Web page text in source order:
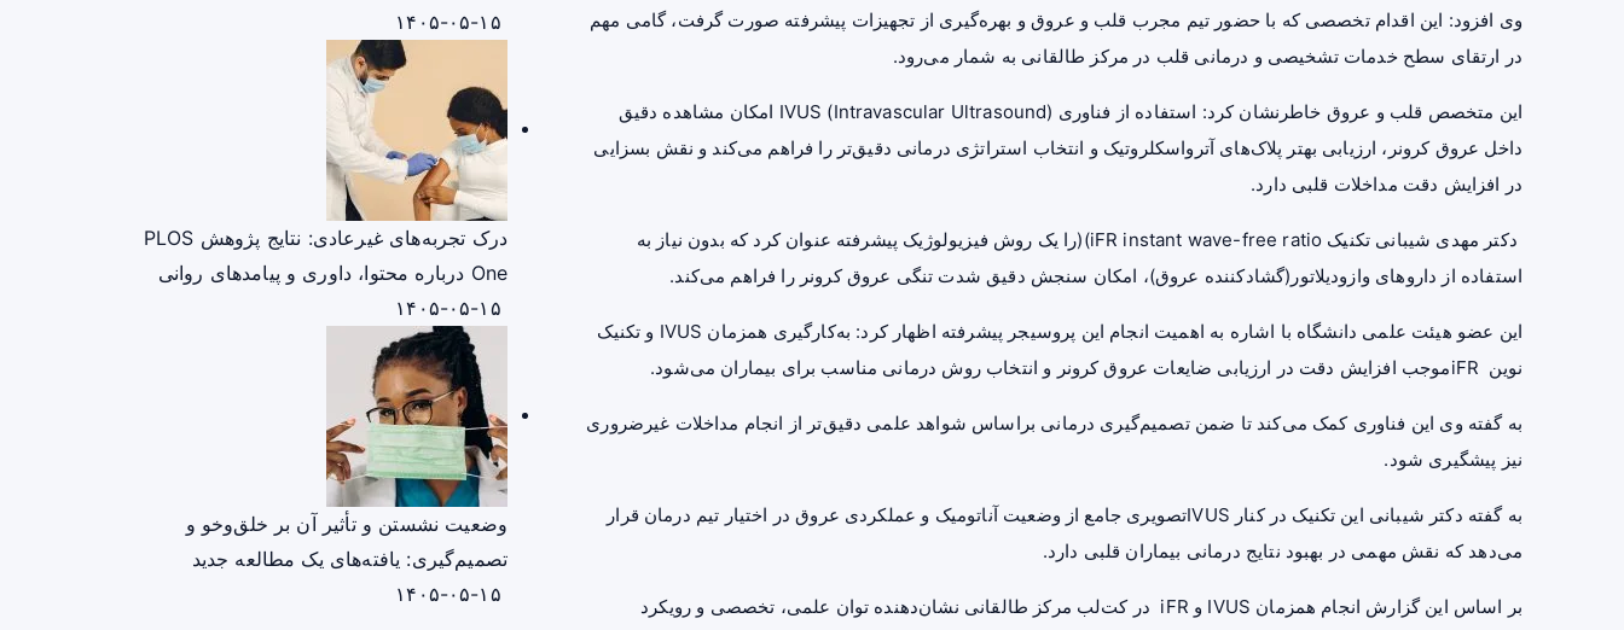
وی افزود: این اقدام تخصصی که با حضور تیم مجرب قلب و عروق و بهره‌گیری از تجهیزات پیشرفته صورت گرفت، گامی مهم
در ارتقای سطح خدمات تشخیصی و درمانی قلب در مرکز طالقانی به شمار می‌رود.
این متخصص قلب و عروق خاطرنشان کرد: استفاده از فناوری IVUS (Intravascular Ultrasound) امکان مشاهده دقیق
داخل عروق کرونر، ارزیابی بهتر پلاک‌های آترواسکلروتیک و انتخاب استراتژی درمانی دقیق‌تر را فراهم می‌کند و نقش بسزایی
در افزایش دقت مداخلات قلبی دارد.
دکتر مهدی شیبانی تکنیک iFR instant wave-free ratio)(را یک روش فیزیولوژیک پیشرفته عنوان کرد که بدون نیاز به
استفاده از داروهای وازودیلاتور(گشادکننده عروق)، امکان سنجش دقیق شدت تنگی عروق کرونر را فراهم می‌کند.
این عضو هیئت علمی دانشگاه با اشاره به اهمیت انجام این پروسیجر پیشرفته اظهار کرد: به‌کارگیری همزمان IVUS و تکنیک
نوین iFRموجب افزایش دقت در ارزیابی ضایعات عروق کرونر و انتخاب روش درمانی مناسب برای بیماران می‌شود.
به گفته وی این فناوری‌ کمک می‌کند تا ضمن تصمیم‌گیری درمانی براساس شواهد علمی دقیق‌تر از انجام مداخلات غیرضروری
نیز پیشگیری شود.
به گفته دکتر شیبانی این تکنیک در کنار IVUSتصویری جامع از وضعیت آناتومیک و عملکردی عروق در اختیار تیم درمان قرار
می‌دهد که نقش مهمی در بهبود نتایج درمانی بیماران قلبی دارد.
بر اساس این گزارش انجام همزمان IVUS و iFR در کت‌لب مرکز طالقانی نشان‌دهنده توان علمی، تخصصی و رویکرد
درک تجربه‌های غیرعادی: نتایج پژوهش PLOS
One درباره محتوا، داوری و پیامدهای روانی
وضعیت نشستن و تأثیر آن بر خلق‌وخو و
تصمیم‌گیری: یافته‌های یک مطالعه جدید